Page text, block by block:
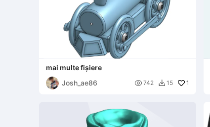
mai multe fișiere
Josh_ae86
 742  15 1